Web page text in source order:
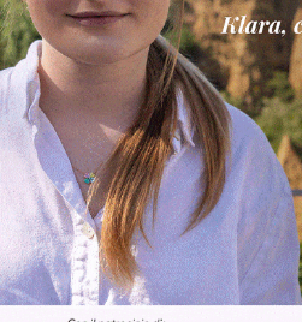
In vetrina 3 Agosto 2026
Estra Notizie agosto:
studenti coinvolti, torna il
debutta il podcast Estrair
Più lette
Figline Incisa Valdarno 1 Agosto